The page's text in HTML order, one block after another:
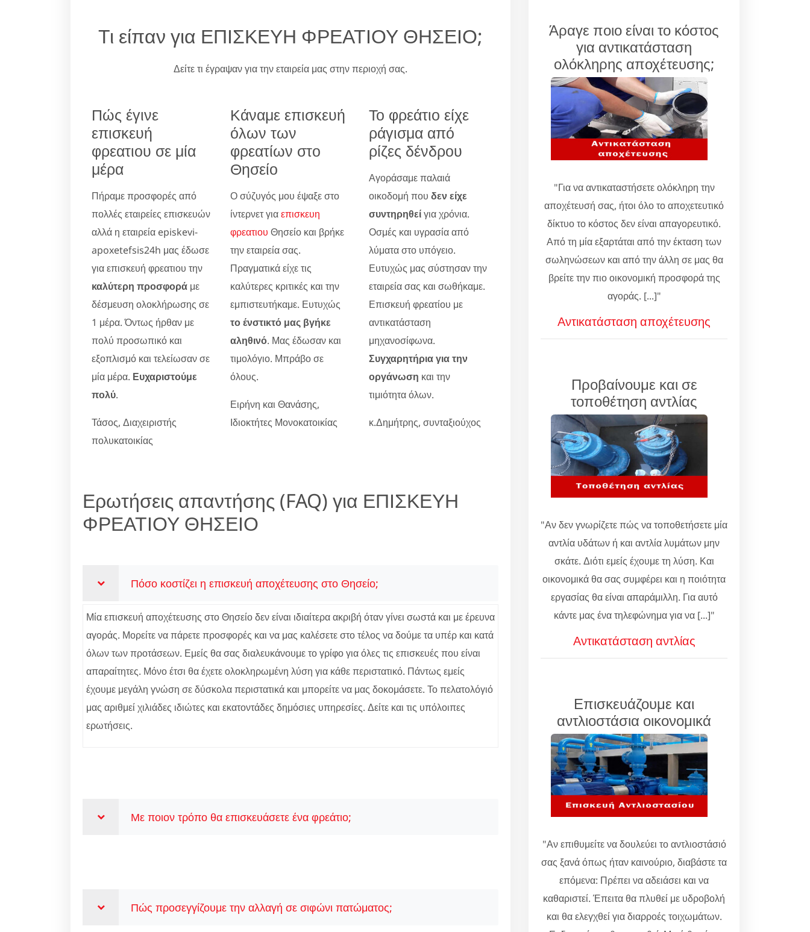
Τι είπαν για ΕΠΙΣΚΕΥΗ ΦΡΕΑΤΙΟΥ ΘΗΣΕΙΟ;
Δείτε τι έγραψαν για την εταιρεία μας στην περιοχή σας.
Πώς έγινε
επισκευή
φρεατιου σε μία
μέρα
Πήραμε προσφορές από
πολλές εταιρείες επισκευών
αλλά η εταιρεία episkevi-
apoxetefsis24h μας έδωσε
για επισκευή φρεατιου την
καλύτερη προσφορά με
δέσμευση ολοκλήρωσης σε
1 μέρα. Όντως ήρθαν με
πολύ προσωπικό και
εξοπλισμό και τελείωσαν σε
μία μέρα. Ευχαριστούμε
πολύ.
Τάσος, Διαχειριστής
πολυκατοικίας
Κάναμε επισκευή
όλων των
φρεατίων στο
Θησείο
Ο σύζυγός μου έψαξε στο
ίντερνετ γιαεπισκευη
φρεατιου Θησείο και βρήκε
την εταιρεία σας.
Πραγματικά είχε τις
καλύτερες κριτικές και την
εμπιστευτήκαμε. Ευτυχώς
το ένστικτό μας βγήκε
αληθινό. Μας έδωσαν και
τιμολόγιο. Μπράβο σε
όλους.
Ειρήνη και Θανάσης,
Ιδιοκτήτες Μονοκατοικίας
Το φρεάτιο είχε
ράγισμα από
ρίζες δένδρου
Αγοράσαμε παλαιά
οικοδομή που δεν είχε
συντηρηθείγια χρόνια.
Οσμές και υγρασία από
λύματα στο υπόγειο.
Ευτυχώς μας σύστησαν την
εταιρεία σας και σωθήκαμε.
Επισκευή φρεατίου με
αντικατάσταση
μηχανοσίφωνα.
Συγχαρητήρια για την
οργάνωση και την
τιμιότητα όλων.
κ.Δημήτρης, συνταξιούχος
Ερωτήσεις απαντήσης (FAQ) για ΕΠΙΣΚΕΥΗ
ΦΡΕΑΤΙΟΥ ΘΗΣΕΙΟ
Πόσο κοστίζει η επισκευή αποχέτευσης στο Θησείο;
Μία επισκευή αποχέτευσης στο Θησείο δεν είναι ιδιαίτερα ακριβή όταν γίνει σωστά και με έρευνα
αγοράς. Μορείτε να πάρετε προσφορές και να μας καλέσετε στο τέλος να δούμε τα υπέρ και κατά
όλων των προτάσεων. Εμείς θα σας διαλευκάνουμε το γρίφο για όλες τις επισκευές που είναι
απαραίτητες. Μόνο έτσι θα έχετε ολοκληρωμένη λύση για κάθε περιστατικό. Πάντως εμείς
έχουμε μεγάλη γνώση σε δύσκολα περιστατικά και μπορείτε να μας δοκομάσετε. Το πελατολόγιό
μας αριθμεί χιλιάδες ιδιώτες και εκατοντάδες δημόσιες υπηρεσίες. Δείτε και τις υπόλοιπες
ερωτήσεις.
Με ποιον τρόπο θα επισκευάσετε ένα φρεάτιο;
Πώς προσεγγίζουμε την αλλαγή σε σιφώνι πατώματος;
Άραγε ποιο είναι το κόστος
για αντικατάσταση
ολόκληρης αποχέτευσης;
"Για να αντικαταστήσετε ολόκληρη την
αποχέτευσή σας, ήτοι όλο το αποχετευτικό
δίκτυο το κόστος δεν είναι απαγορευτικό.
Από τη μία εξαρτάται από την έκταση των
σωληνώσεων και από την άλλη σε μας θα
βρείτε την πιο οικονομική προσφορά της
αγοράς. [...]"
Αντικατάσταση αποχέτευσης
Προβαίνουμε και σε
τοποθέτηση αντλίας
"Αν δεν γνωρίζετε πώς να τοποθετήσετε μία
αντλία υδάτων ή και αντλία λυμάτων μην
σκάτε. Διότι εμείς έχουμε τη λύση. Και
οικονομικά θα σας συμφέρει και η ποιότητα
εργασίας θα είναι απαράμιλλη. Για αυτό
κάντε μας ένα τηλεφώνημα για να [...]"
Αντικατάσταση αντλίας
Επισκευάζουμε και
αντλιοστάσια οικονομικά
"Αν επιθυμείτε να δουλεύει το αντλιοστάσιό
σας ξανά όπως ήταν καινούριο, διαβάστε τα
επόμενα: Πρέπει να αδειάσει και να
καθαριστεί. Έπειτα θα πλυθεί με υδροβολή
και θα ελεγχθεί για διαρροές τοιχωμάτων.